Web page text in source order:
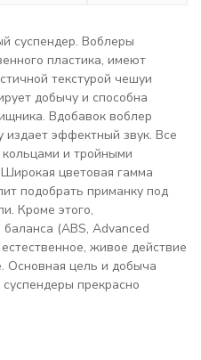
суспендер. Воблеры
пластика, имеют
текстурой чешуи
добычу и способна
Вдобавок воблер
эффектный звук. Все
и тройными
цветовая гамма
подобрать приманку под
Кроме этого,
(ABS, Advanced
живое действие
Основная цель и добыча
прекрасно